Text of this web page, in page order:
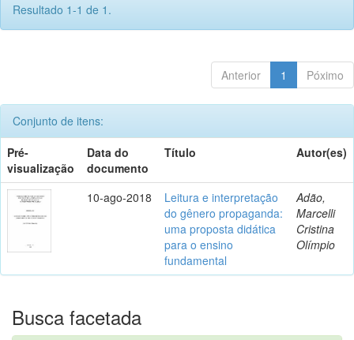
Resultado 1-1 de 1.
Anterior 1 Póximo
Conjunto de itens:
Pré-
visualização
Data do
documento
Título Autor(es)
10-ago-2018
Leitura e interpretação
do gênero propaganda:
uma proposta didática
para o ensino
fundamental
Adão,
Marcelli
Cristina
Olímpio
Busca facetada